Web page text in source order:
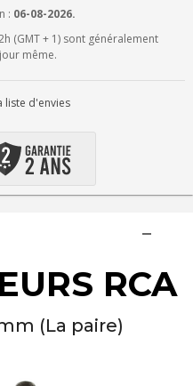
: 06-08-2026.
(GMT + 1) sont généralement
même.
liste d'envies
RCA
(La paire)